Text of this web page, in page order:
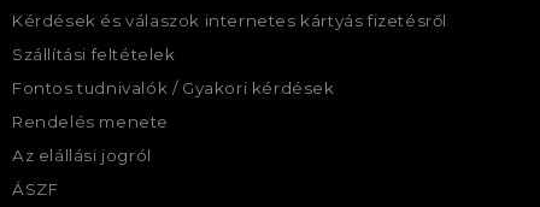
Kérdések és válaszok internetes kártyás fizetésről
Szállítási feltételek
Fontos tudnivalók / Gyakori kérdések
Rendelés menete
Az elállási jogról
ÁSZF